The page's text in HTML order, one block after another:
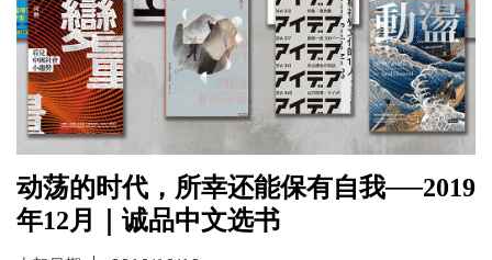
动荡的时代，所幸还能保有自我──2019
年12月｜诚品中文选书